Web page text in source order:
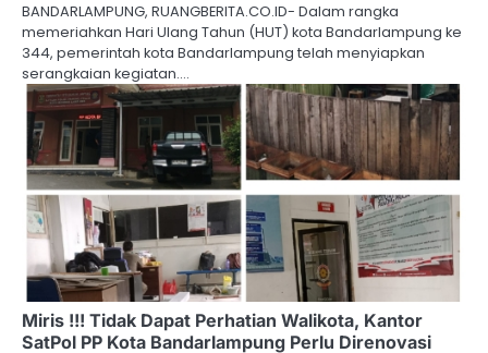
BANDARLAMPUNG, RUANGBERITA.CO.ID- Dalam rangka
memeriahkan Hari Ulang Tahun (HUT) kota Bandarlampung ke
344, pemerintah kota Bandarlampung telah menyiapkan
serangkaian kegiatan.…
Miris !!! Tidak Dapat Perhatian Walikota, Kantor
SatPol PP Kota Bandarlampung Perlu Direnovasi